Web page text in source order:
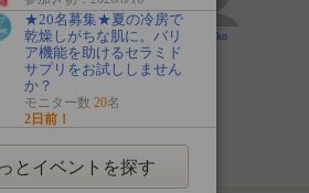
mmtsmmtsm
mts
maru mariko
haburiyan
★20名募集★夏の冷房で
乾燥しがちな肌に。バリ
ア機能を助けるセラミド
サプリをお試ししません
か？
モニター数 20名
2日前！
とイベントを探す